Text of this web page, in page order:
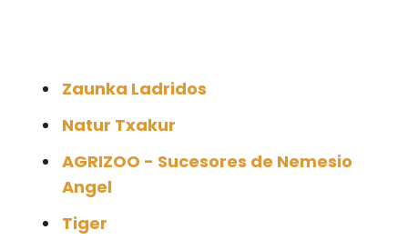
Zaunka Ladridos
Natur Txakur
AGRIZOO - Sucesores de Nemesio
Angel
Tiger